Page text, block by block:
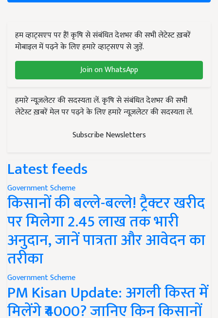
हम व्हाट्सएप पर हैं! कृषि से संबंधित देशभर की सभी लेटेस्ट ख़बरें
मोबाइल में पढ़ने के लिए हमारे व्हाट्सएप से जुड़ें.
Join on WhatsApp
हमारे न्यूज़लेटर की सदस्यता लें. कृषि से संबंधित देशभर की सभी
लेटेस्ट ख़बरें मेल पर पढ़ने के लिए हमारे न्यूज़लेटर की सदस्यता लें.
Subscribe Newsletters
Latest feeds
Government Scheme
किसानों की बल्ले-बल्ले! ट्रैक्टर खरीद
पर मिलेगा 2.45 लाख तक भारी
अनुदान, जानें पात्रता और आवेदन का
तरीका
Government Scheme
PM Kisan Update: अगली किस्त में
मिलेंगे ₹4000? जानिए किन किसानों